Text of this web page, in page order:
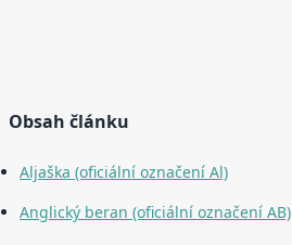
Obsah článku
Aljaška (oficiální označení Al)
Anglický beran (oficiální označení AB)